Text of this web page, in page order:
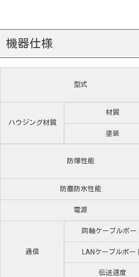
機器仕様
型式
ハウジング材質
材質
塗装
防爆性能
防塵防水性能
電源
通信
同軸ケーブルポー
LANケーブルポー
伝送速度